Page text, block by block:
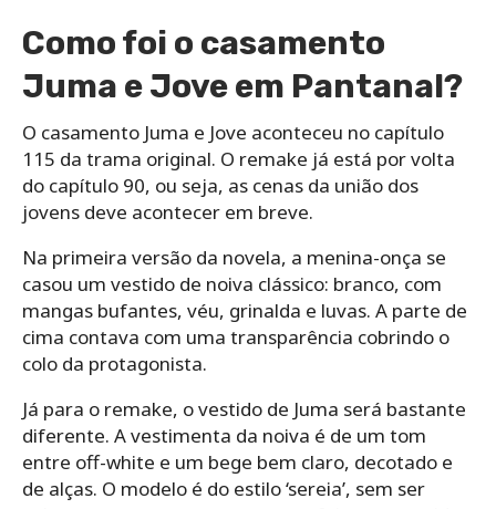
Como foi o casamento
Juma e Jove em Pantanal?
O casamento Juma e Jove aconteceu no capítulo
115 da trama original. O remake já está por volta
do capítulo 90, ou seja, as cenas da união dos
jovens deve acontecer em breve.
Na primeira versão da novela, a menina-onça se
casou um vestido de noiva clássico: branco, com
mangas bufantes, véu, grinalda e luvas. A parte de
cima contava com uma transparência cobrindo o
colo da protagonista.
Já para o remake, o vestido de Juma será bastante
diferente. A vestimenta da noiva é de um tom
entre off-white e um bege bem claro, decotado e
de alças. O modelo é do estilo ‘sereia’, sem ser